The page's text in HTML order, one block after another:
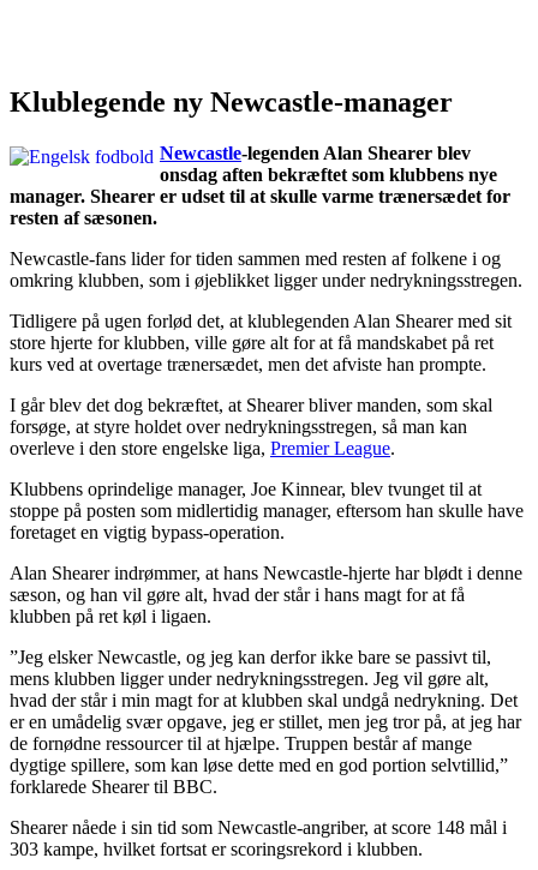
Klublegende ny Newcastle-manager
Newcastle-legenden Alan Shearer blev
onsdag aften bekræftet som klubbens nye
manager. Shearer er udset til at skulle varme trænersædet for
resten af sæsonen.
Newcastle-fans lider for tiden sammen med resten af folkene i og
omkring klubben, som i øjeblikket ligger under nedrykningsstregen.
Tidligere på ugen forlød det, at klublegenden Alan Shearer med sit
store hjerte for klubben, ville gøre alt for at få mandskabet på ret
kurs ved at overtage trænersædet, men det afviste han prompte.
I går blev det dog bekræftet, at Shearer bliver manden, som skal
forsøge, at styre holdet over nedrykningsstregen, så man kan
overleve i den store engelske liga, Premier League.
Klubbens oprindelige manager, Joe Kinnear, blev tvunget til at
stoppe på posten som midlertidig manager, eftersom han skulle have
foretaget en vigtig bypass-operation.
Alan Shearer indrømmer, at hans Newcastle-hjerte har blødt i denne
sæson, og han vil gøre alt, hvad der står i hans magt for at få
klubben på ret køl i ligaen.
”Jeg elsker Newcastle, og jeg kan derfor ikke bare se passivt til,
mens klubben ligger under nedrykningsstregen. Jeg vil gøre alt,
hvad der står i min magt for at klubben skal undgå nedrykning. Det
er en umådelig svær opgave, jeg er stillet, men jeg tror på, at jeg har
de fornødne ressourcer til at hjælpe. Truppen består af mange
dygtige spillere, som kan løse dette med en god portion selvtillid,”
forklarede Shearer til BBC.
Shearer nåede i sin tid som Newcastle-angriber, at score 148 mål i
303 kampe, hvilket fortsat er scoringsrekord i klubben.